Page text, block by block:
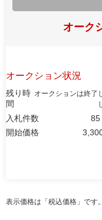
オーク
オークション状況
残り時
間
オークションは終了
入札件数 85
開始価格
表示価格は「税込価格」です。